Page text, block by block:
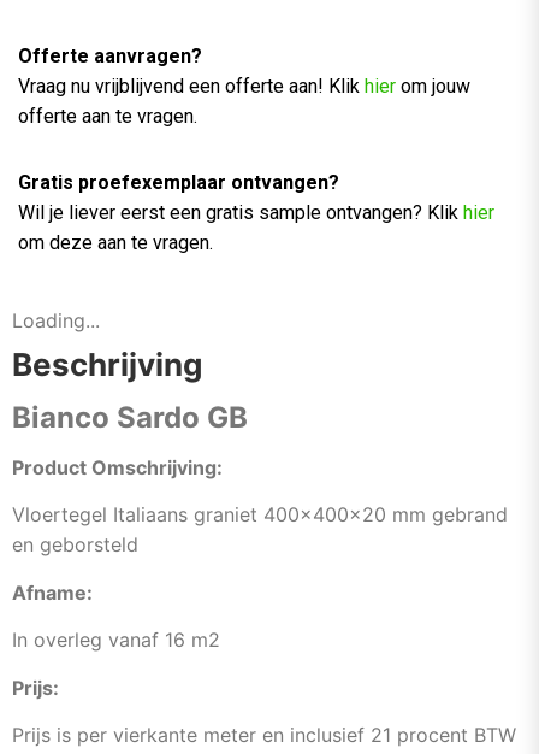
Offerte aanvragen?
Vraag nu vrijblijvend een offerte aan! Klik hier om jouw
offerte aan te vragen.
Gratis proefexemplaar ontvangen?
Wil je liever eerst een gratis sample ontvangen? Klik hier
om deze aan te vragen.
Loading...
Beschrijving
Bianco Sardo GB
Product Omschrijving:
Vloertegel Italiaans graniet 400x400x20 mm gebrand
en geborsteld
Afname:
In overleg vanaf 16 m2
Prijs:
Prijs is per vierkante meter en inclusief 21 procent BTW